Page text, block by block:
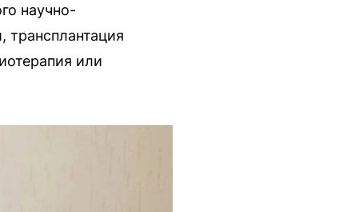
научно-
трансплантация
или